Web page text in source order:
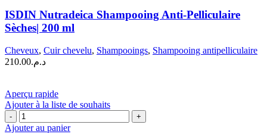
Nutradeica
Shampooing
Anti‑Pelliculaire
200 ml
ISDIN Nutradeica Shampooing Anti‑Pelliculaire
Sèches| 200 ml
Cheveux, Cuir chevelu, Shampooings, Shampooing antipelliculaire
د.م.210.00
Aperçu rapide
Ajouter à la liste de souhaits
quantité
de
Ajouter au panier